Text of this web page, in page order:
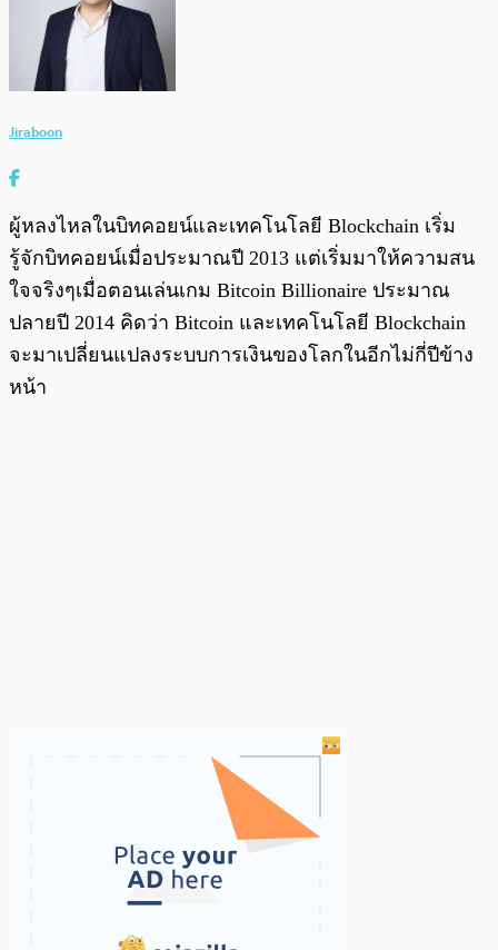
Jiraboon
ผู้หลงไหลในบิทคอยน์และเทคโนโลยี Blockchain เริ่ม
รู้จักบิทคอยน์เมื่อประมาณปี 2013 แต่เริ่มมาให้ความสน
ใจจริงๆเมื่อตอนเล่นเกม Bitcoin Billionaire ประมาณ
ปลายปี 2014 คิดว่า Bitcoin และเทคโนโลยี Blockchain
จะมาเปลี่ยนแปลงระบบการเงินของโลกในอีกไม่กี่ปีข้าง
หน้า